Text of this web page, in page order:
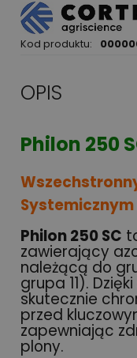
Kod produktu:
OPIS
Philon 250
Systemicznym
Philon 250 SC
zawierający
należącą do
grupa 11).
skutecznie
przed
zapewniając
plony.